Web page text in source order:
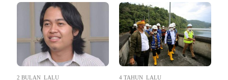
2 BULAN LALU 4 TAHUN LALU